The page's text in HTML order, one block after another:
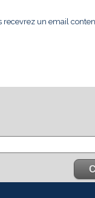
recevrez un email